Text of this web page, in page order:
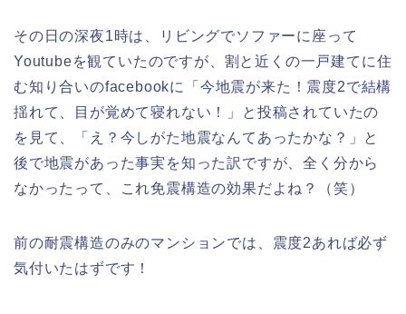
その日の深夜1時は、リビングでソファーに座って
Youtubeを観ていたのですが、割と近くの一戸建てに住
む知り合いのfacebookに「今地震が来た！震度2で結構
揺れて、目が覚めて寝れない！」と投稿されていたの
を見て、「え？今しがた地震なんてあったかな？」と
後で地震があった事実を知った訳ですが、全く分から
なかったって、これ免震構造の効果だよね？（笑）
前の耐震構造のみのマンションでは、震度2あれば必ず
気付いたはずです！